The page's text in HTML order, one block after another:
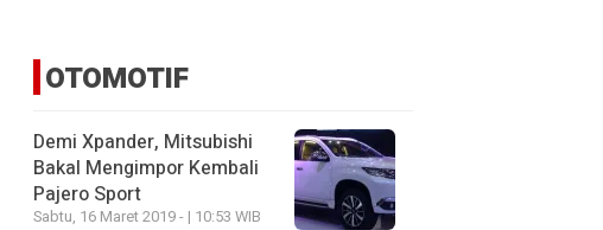
OTOMOTIF
Demi Xpander, Mitsubishi
Bakal Mengimpor Kembali
Pajero Sport
Sabtu, 16 Maret 2019 - | 10:53 WIB